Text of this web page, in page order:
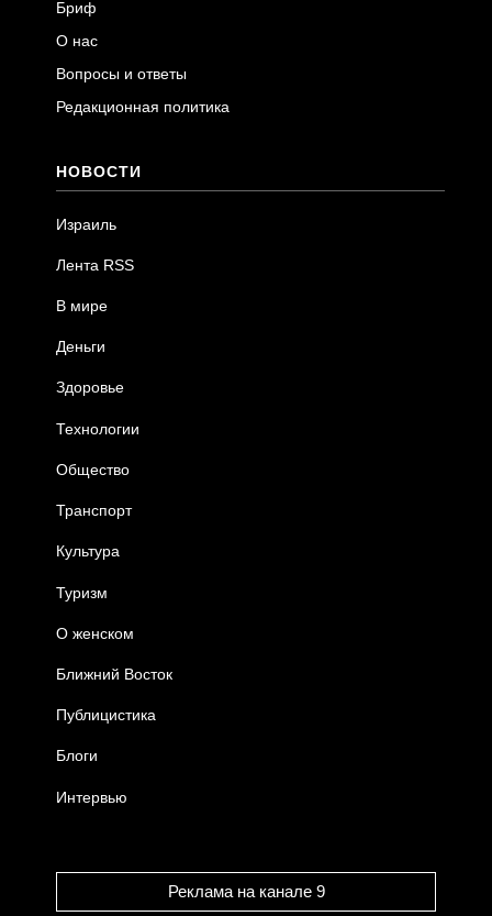
Бриф
О нас
Вопросы и ответы
Редакционная политика
НОВОСТИ
Израиль
Лента RSS
В мире
Деньги
Здоровье
Технологии
Общество
Транспорт
Культура
Туризм
О женском
Ближний Восток
Публицистика
Блоги
Интервью
Реклама на канале 9